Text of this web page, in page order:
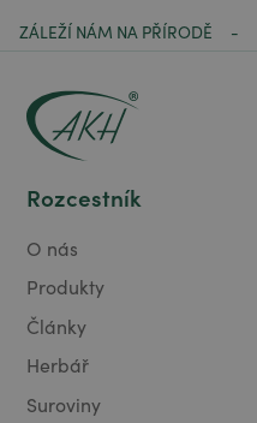
ZÁLEŽÍ NÁM NA PŘÍRODĚ -
Rozcestník
O nás
Produkty
Články
Herbář
Suroviny